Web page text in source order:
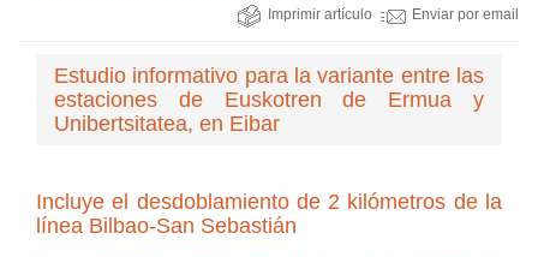
Imprimir artículo Enviar por email
Estudio informativo para la variante entre las
estaciones de Euskotren de Ermua y
Unibertsitatea, en Eibar
Incluye el desdoblamiento de 2 kilómetros de la
línea Bilbao-San Sebastián